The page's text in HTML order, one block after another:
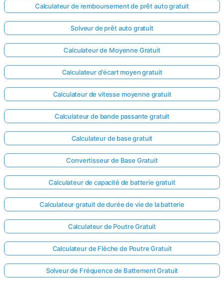
Calculateur de remboursement de prêt auto gratuit
Solveur de prêt auto gratuit
Calculateur de Moyenne Gratuit
Calculateur d'écart moyen gratuit
Calculateur de vitesse moyenne gratuit
Calculateur de bande passante gratuit
Calculateur de base gratuit
Convertisseur de Base Gratuit
Calculateur de capacité de batterie gratuit
Calculateur gratuit de durée de vie de la batterie
Calculateur de Poutre Gratuit
Calculateur de Flèche de Poutre Gratuit
Solveur de Fréquence de Battement Gratuit